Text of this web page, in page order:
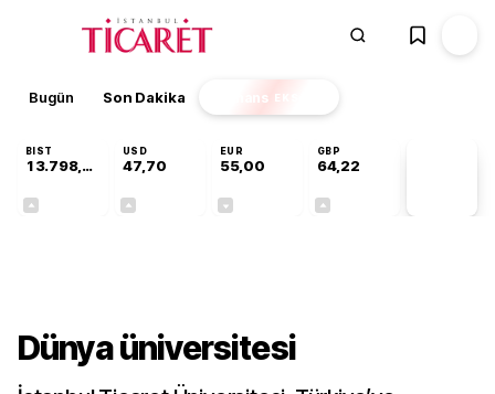
Bugün Son Dakika Finans EKSTRA
BIST
13.798,82
USD
47,70
EUR
55,00
GBP
64,22
Dünya üniversitesi